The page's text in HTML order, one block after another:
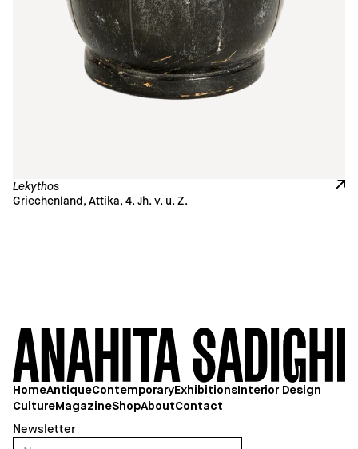
Lekythos
Griechenland, Attika, 4. Jh. v. u. Z.
HomeAntiqueContemporary Exhibitions Interior Design
Culture MagazineShopAboutContact
Newsletter